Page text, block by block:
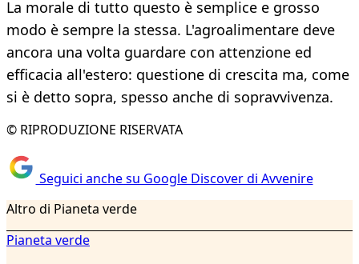
La morale di tutto questo è semplice e grosso
modo è sempre la stessa. L'agroalimentare deve
ancora una volta guardare con attenzione ed
efficacia all'estero: questione di crescita ma, come
si è detto sopra, spesso anche di sopravvivenza.
© RIPRODUZIONE RISERVATA
Seguici anche su Google Discover di Avvenire
Altro di Pianeta verde
Pianeta verde